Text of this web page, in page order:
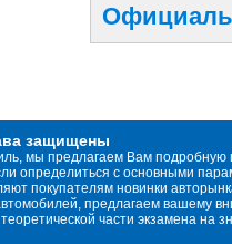
защищены
мы предлагаем Вам
определиться с основными
покупателям новинки
предлагаем вашему
части экзамена